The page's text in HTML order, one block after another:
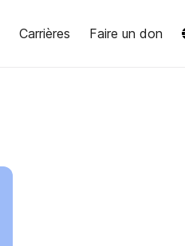
Carrières Faire un don